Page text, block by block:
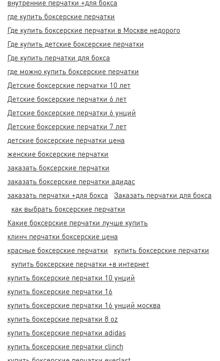
внутренние перчатки +для бокса
где купить боксерские перчатки
Где купить боксерские перчатки в Москве недорого
Где купить детские боксерские перчатки
Где купить перчатки для бокса
где можно купить боксерские перчатки
Детские боксерские перчатки 10 лет
Детские боксерские перчатки 6 лет
Детские боксерские перчатки 6 унций
Детские боксерские перчатки 7 лет
детские боксерские перчатки цена
женские боксерские перчатки
заказать боксерские перчатки
заказать боксерские перчатки адидас
заказать перчатки +для бокса
Заказать перчатки для бокса
как выбрать боксерские перчатки
Какие боксерские перчатки лучше купить
клинч перчатки боксерские цена
красные боксерские перчатки
купить боксерские перчатки
купить боксерские перчатки +в интернет
купить боксерские перчатки 10 унций
купить боксерские перчатки 16
купить боксерские перчатки 16 унций москва
купить боксерские перчатки 8 oz
купить боксерские перчатки adidas
купить боксерские перчатки clinch